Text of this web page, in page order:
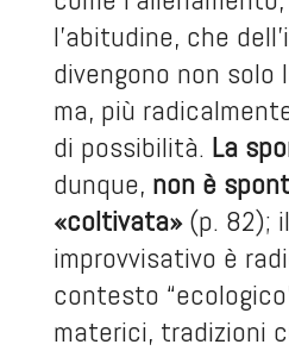
l’abitudine, che
divengono non
ma, più
di possibilità. La
dunque, non è
«coltivata»(p. 82);
improvvisativo è
contesto
materici, tradizioni